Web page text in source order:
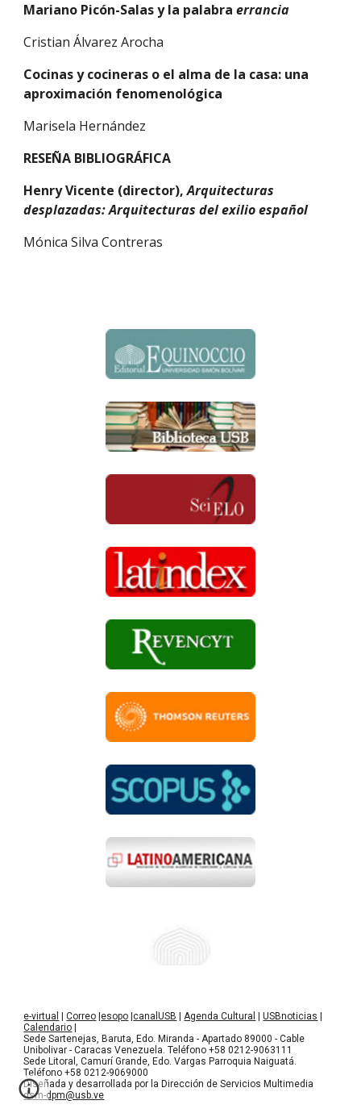
Mariano Picón-Salas y la palabra errancia
Cristian Álvarez Arocha
Cocinas y cocineras o el alma de la casa: una
aproximación fenomenológica
Marisela Hernández
RESEÑA BIBLIOGRÁFICA
Henry Vicente (director), Arquitecturas
desplazadas: Arquitecturas del exilio español
Mónica Silva Contreras
e-virtual |Correo esopo |canalUSB |Agenda Cultural |USBnoticias
Calendario
Sede Sartenejas, Baruta, Edo. Miranda - Apartado 89000 - Cable
Unibolivar - Caracas Venezuela. Teléfono +58 0212-9063111
Sede Litoral, Camurí Grande, Edo. Vargas Parroquia Naiguatá.
Teléfono +58 0212-9069000
Diseñada y desarrollada por la Dirección de Servicios Multimedia
dsm-dpm@usb.ve